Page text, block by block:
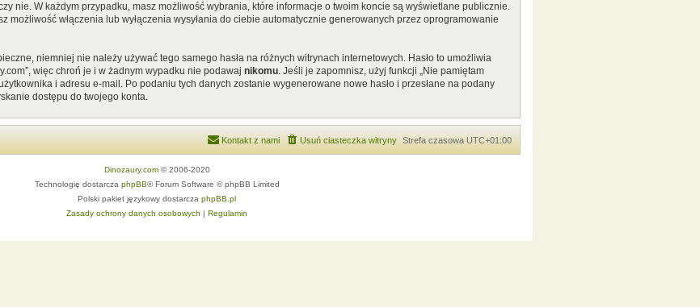
nie. W każdym przypadku, masz możliwość wybrania, które informacje o twoim koncie są wyświetlane publicznie.
możliwość włączenia lub wyłączenia wysyłania do ciebie automatycznie generowanych przez oprogramowanie
niemniej nie należy używać tego samego hasła na różnych witrynach internetowych. Hasło to umożliwia
więc chroń je i w żadnym wypadku nie podawaj nikomu. Jeśli je zapomnisz, użyj funkcji „Nie pamiętam
i adresu e-mail. Po podaniu tych danych zostanie wygenerowane nowe hasło i przesłane na podany
dostępu do twojego konta.
Strefa czasowa UTC+01:00
Usuń ciasteczka witryny
Kontakt z nami
Dinozaury.com© 2006-2020
Technologię dostarcza phpBB® Forum Software © phpBB Limited
Polski pakiet językowy dostarcza phpBB.pl
Zasady ochrony danych osobowych | Regulamin